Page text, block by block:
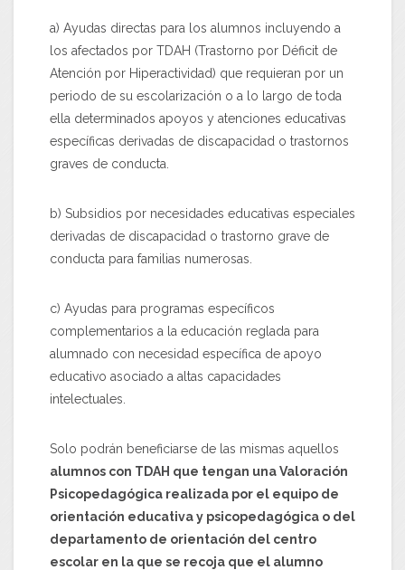
a) Ayudas directas para los alumnos incluyendo a
los afectados por TDAH (Trastorno por Déficit de
Atención por Hiperactividad) que requieran por un
periodo de su escolarización o a lo largo de toda
ella determinados apoyos y atenciones educativas
específicas derivadas de discapacidad o trastornos
graves de conducta.
b) Subsidios por necesidades educativas especiales
derivadas de discapacidad o trastorno grave de
conducta para familias numerosas.
c) Ayudas para programas específicos
complementarios a la educación reglada para
alumnado con necesidad específica de apoyo
educativo asociado a altas capacidades
intelectuales.
Solo podrán beneficiarse de las mismas aquellos
alumnos con TDAH que tengan una Valoración
Psicopedagógica realizada por el equipo de
orientación educativa y psicopedagógica o del
departamento de orientación del centro
escolar en la que se recoja que el alumno